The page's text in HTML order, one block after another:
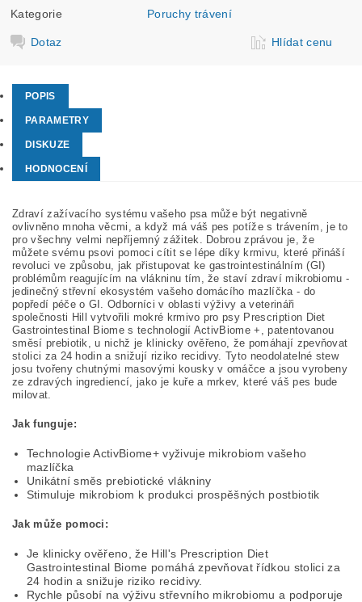
Kategorie Poruchy trávení
Dotaz Hlídat cenu
POPIS
PARAMETRY
DISKUZE
HODNOCENÍ
Zdraví zažívacího systému vašeho psa může být negativně
ovlivněno mnoha věcmi, a když má váš pes potíže s trávením, je to
pro všechny velmi nepříjemný zážitek. Dobrou zprávou je, že
můžete svému psovi pomoci cítit se lépe díky krmivu, které přináší
revoluci ve způsobu, jak přistupovat ke gastrointestinálním (GI)
problémům reagujícím na vlákninu tím, že staví zdraví mikrobiomu -
jedinečný střevní ekosystém vašeho domácího mazlíčka - do
popředí péče o GI. Odborníci v oblasti výživy a veterináři
společnosti Hill vytvořili mokré krmivo pro psy Prescription Diet
Gastrointestinal Biome s technologií ActivBiome +, patentovanou
směsí prebiotik, u nichž je klinicky ověřeno, že pomáhají zpevňovat
stolici za 24 hodin a snižují riziko recidivy. Tyto neodolatelné stew
josu tvořeny chutnými masovými kousky v omáčce a jsou vyrobeny
ze zdravých ingrediencí, jako je kuře a mrkev, které váš pes bude
milovat.
Jak funguje:
Technologie ActivBiome+ vyživuje mikrobiom vašeho
mazlíčka
Unikátní směs prebiotické vlákniny
Stimuluje mikrobiom k produkci prospěšných postbiotik
Jak může pomoci:
Je klinicky ověřeno, že Hill's Prescription Diet
Gastrointestinal Biome pomáhá zpevňovat řídkou stolici za
24 hodin a snižuje riziko recidivy.
Rychle působí na výživu střevního mikrobiomu a podporuje